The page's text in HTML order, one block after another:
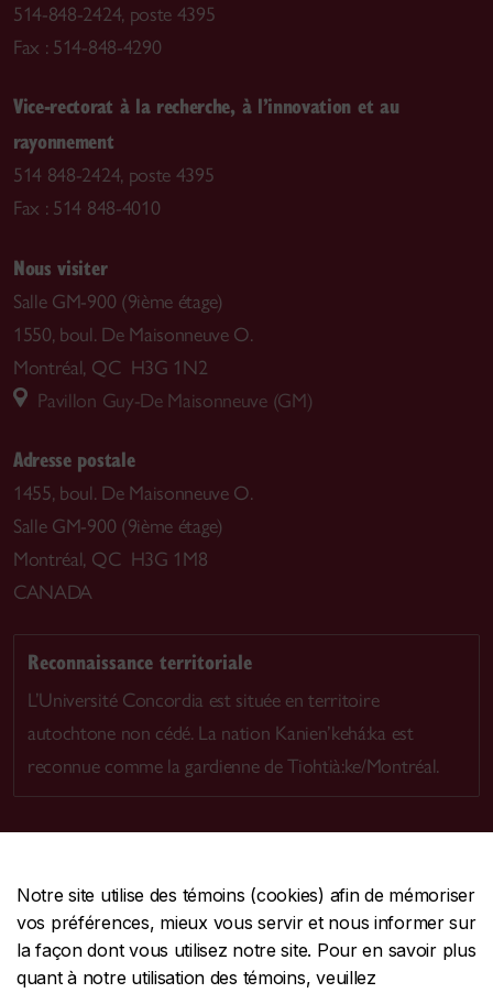
Notre site utilise des témoins (cookies) afin de mémoriser
vos préférences, mieux vous servir et nous informer sur
la façon dont vous utilisez notre site. Pour en savoir plus
quant à notre utilisation des témoins, veuillez
514-848-2424, poste 4395
Fax : 514-848-4290
Vice-rectorat à la recherche, à l’innovation et au
rayonnement
514 848-2424, poste 4395
Fax : 514 848-4010
Nous visiter
Salle GM-900 (9ième étage)
1550, boul. De Maisonneuve O.
Montréal, QC H3G 1N2
Pavillon Guy-De Maisonneuve (GM)
Adresse postale
1455, boul. De Maisonneuve O.
Salle GM-900 (9ième étage)
Montréal, QC H3G 1M8
CANADA
Reconnaissance territoriale
L’Université Concordia est située en territoire
autochtone non cédé. La nation Kanien’kehá:ka est
reconnue comme la gardienne de Tiohtià:ke/Montréal.
CENTRALE514-848-2424
URGENCE514-848-3717
Protection et prévention Accessibilité Confidentialité